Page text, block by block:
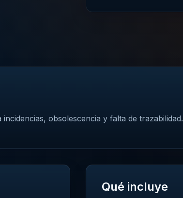
obsolescencia y falta de trazabilidad.
Qué incluye